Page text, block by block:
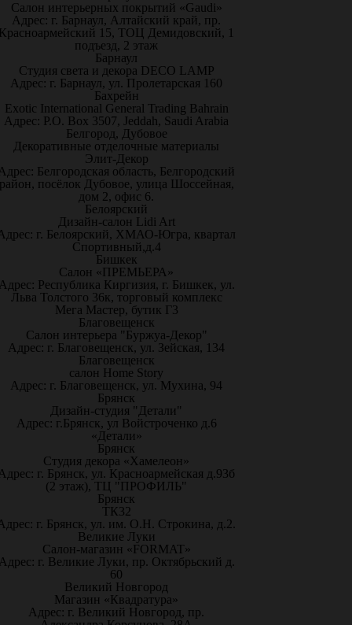
Салон интерьерных покрытий «Gaudi»
Адрес: г. Барнаул, Алтайский край, пр.
15, ТОЦ Демидовский, 1
подъезд, 2 этаж
Барнаул
Студия света и декора DECO LAMP
Адрес: г. Барнаул, ул. Пролетарская 160
Бахрейн
Exotic International General Trading Bahrain
Адрес: P.O. Box 3507, Jeddah, Saudi Arabia
Белгород, Дубовое
Декоративные отделочные материалы
Элит-Декор
Белгородская область, Белгородский
посёлок Дубовое, улица Шоссейная,
дом 2, офис 6.
Белоярский
Дизайн-салон Lidi Art
г. Белоярский, ХМАО-Югра, квартал
Спортивный,д.4
Бишкек
Салон «ПРЕМЬЕРА»
Республика Киргизия, г. Бишкек, ул.
Льва Толстого 36к, торговый комплекс
Мега Мастер, бутик Г3
Благовещенск
Салон интерьера "Буржуа-Декор"
Адрес: г. Благовещенск, ул. Зейская, 134
Благовещенск
салон Home Story
Адрес: г. Благовещенск, ул. Мухина, 94
Брянск
Дизайн-студия "Детали"
Адрес: г.Брянск, ул Войстроченко д.6
«Детали»
Брянск
Студия декора «Хамелеон»
г. Брянск, ул. Красноармейская д.93б
(2 этаж), ТЦ "ПРОФИЛЬ"
Брянск
ТК32
г. Брянск, ул. им. О.Н. Строкина, д.2.
Великие Луки
Салон-магазин «FORMAT»
г. Великие Луки, пр. Октябрьский д.
60
Великий Новгород
Магазин «Квадратура»
Адрес: г. Великий Новгород, пр.